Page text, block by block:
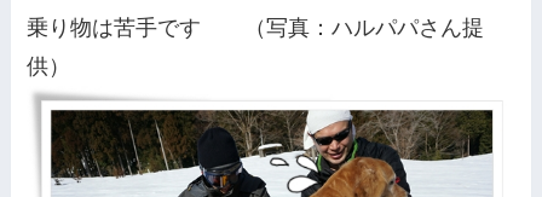
乗り物は苦手です （写真：ハルパパさん提
供）